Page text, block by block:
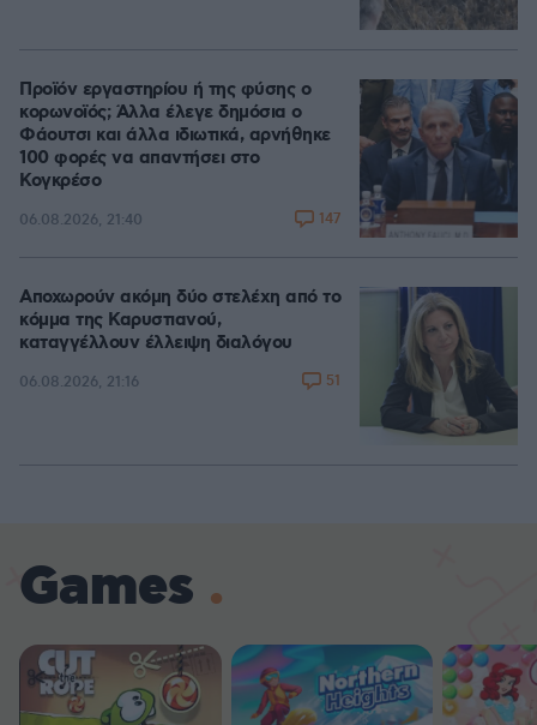
Προϊόν εργαστηρίου ή της φύσης ο
κορωνοϊός; Άλλα έλεγε δημόσια ο
Φάουτσι και άλλα ιδιωτικά, αρνήθηκε
100 φορές να απαντήσει στο
Κογκρέσο
06.08.2026, 21:40 147
Αποχωρούν ακόμη δύο στελέχη από το
κόμμα της Καρυστιανού,
καταγγέλλουν έλλειψη διαλόγου
06.08.2026, 21:16 51
Games